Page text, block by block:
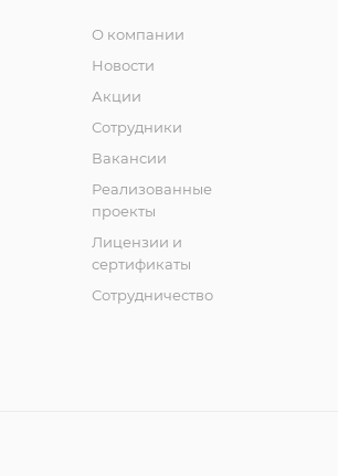
О компании
Новости
Акции
Сотрудники
Вакансии
Реализованные
проекты
Лицензии и
сертификаты
Сотрудничество